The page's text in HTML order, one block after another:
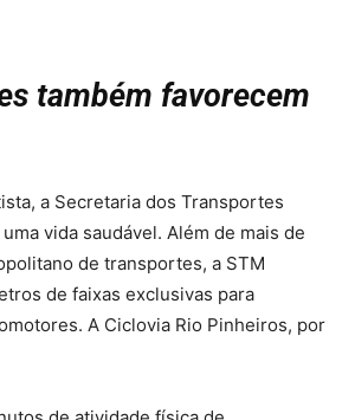
também favorecem
a Secretaria dos Transportes
vida saudável. Além de mais de
de transportes, a STM
de faixas exclusivas para
A Ciclovia Rio Pinheiros, por